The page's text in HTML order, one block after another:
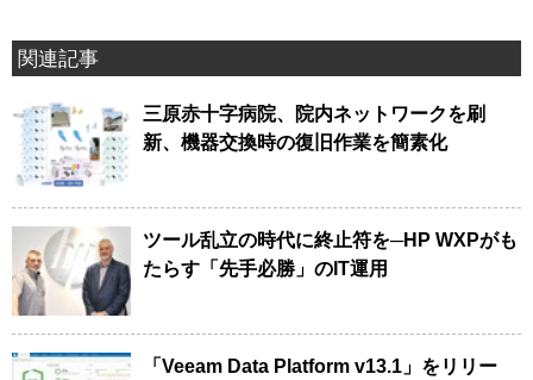
関連記事
三原赤十字病院、院内ネットワークを刷
新、機器交換時の復旧作業を簡素化
ツール乱立の時代に終止符を─HP WXPがも
たらす「先手必勝」のIT運用
「Veeam Data Platform v13.1」をリリー